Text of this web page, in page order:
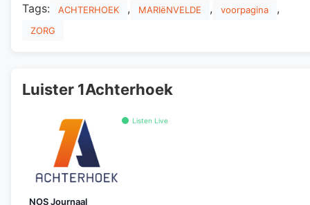
Tags: ACHTERHOEK , MARIëNVELDE , voorpagina ,
ZORG
Luister 1Achterhoek
Listen Live
NOS Journaal